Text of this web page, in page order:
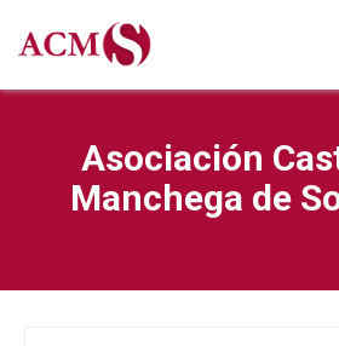
Asociación
Manchega de